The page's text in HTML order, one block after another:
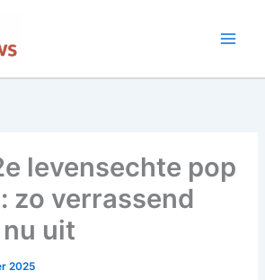
levensechte pop
zo verrassend
uit
2025